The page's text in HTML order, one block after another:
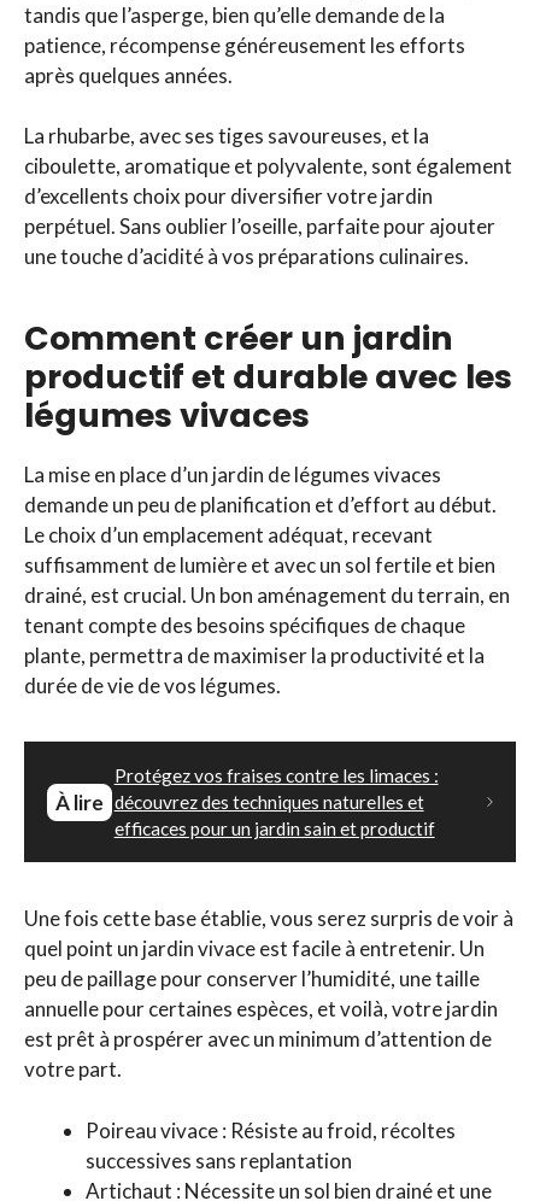
tandis que l’asperge, bien qu’elle demande de la
patience, récompense généreusement les efforts
après quelques années.
La rhubarbe, avec ses tiges savoureuses, et la
ciboulette, aromatique et polyvalente, sont également
d’excellents choix pour diversifier votre jardin
perpétuel. Sans oublier l’oseille, parfaite pour ajouter
une touche d’acidité à vos préparations culinaires.
Comment créer un jardin
productif et durable avec les
légumes vivaces
La mise en place d’un jardin de légumes vivaces
demande un peu de planification et d’effort au début.
Le choix d’un emplacement adéquat, recevant
suffisamment de lumière et avec un sol fertile et bien
drainé, est crucial. Un bon aménagement du terrain, en
tenant compte des besoins spécifiques de chaque
plante, permettra de maximiser la productivité et la
durée de vie de vos légumes.
À lire
Protégez vos fraises contre les limaces :
découvrez des techniques naturelles et
efficaces pour un jardin sain et productif
Une fois cette base établie, vous serez surpris de voir à
quel point un jardin vivace est facile à entretenir. Un
peu de paillage pour conserver l’humidité, une taille
annuelle pour certaines espèces, et voilà, votre jardin
est prêt à prospérer avec un minimum d’attention de
votre part.
Poireau vivace : Résiste au froid, récoltes
successives sans replantation
Artichaut : Nécessite un sol bien drainé et une